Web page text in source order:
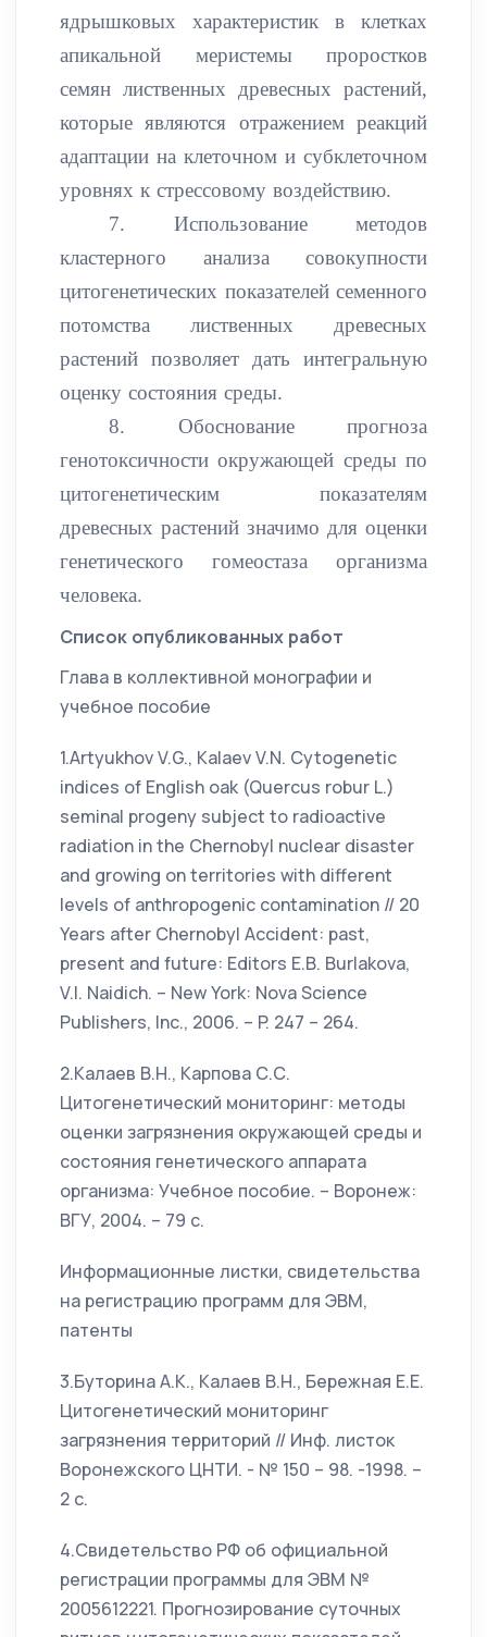
ядрышковых характеристик в клетках
апикальной меристемы проростков
семян лиственных древесных растений,
которые являются отражением реакций
адаптации на клеточном и субклеточном
уровнях к стрессовому воздействию.
7. Использование методов
кластерного анализа совокупности
цитогенетических показателей семенного
потомства лиственных древесных
растений позволяет дать интегральную
оценку состояния среды.
8. Обоснование прогноза
генотоксичности окружающей среды по
цитогенетическим показателям
древесных растений значимо для оценки
генетического гомеостаза организма
человека.
Список опубликованных работ
Глава в коллективной монографии и
учебное пособие
1.Artyukhov V.G., Kalaev V.N. Cytogenetic
indices of English oak (Quercus robur L.)
seminal progeny subject to radioactive
radiation in the Chernobyl nuclear disaster
and growing on territories with different
levels of anthropogenic contamination // 20
Years after Chernobyl Accident: past,
present and future: Editors E.B. Burlakova,
V.I. Naidich. – New York: Nova Science
Publishers, Inc., 2006. – P. 247 – 264.
2.Калаев В.Н., Карпова С.С.
Цитогенетический мониторинг: методы
оценки загрязнения окружающей среды и
состояния генетического аппарата
организма: Учебное пособие. – Воронеж:
ВГУ, 2004. – 79 с.
Информационные листки, свидетельства
на регистрацию программ для ЭВМ,
патенты
3.Буторина А.К., Калаев В.Н., Бережная Е.Е.
Цитогенетический мониторинг
загрязнения территорий // Инф. листок
Воронежского ЦНТИ. - № 150 – 98. -1998. –
2 с.
4.Свидетельство РФ об официальной
регистрации программы для ЭВМ №
2005612221. Прогнозирование суточных